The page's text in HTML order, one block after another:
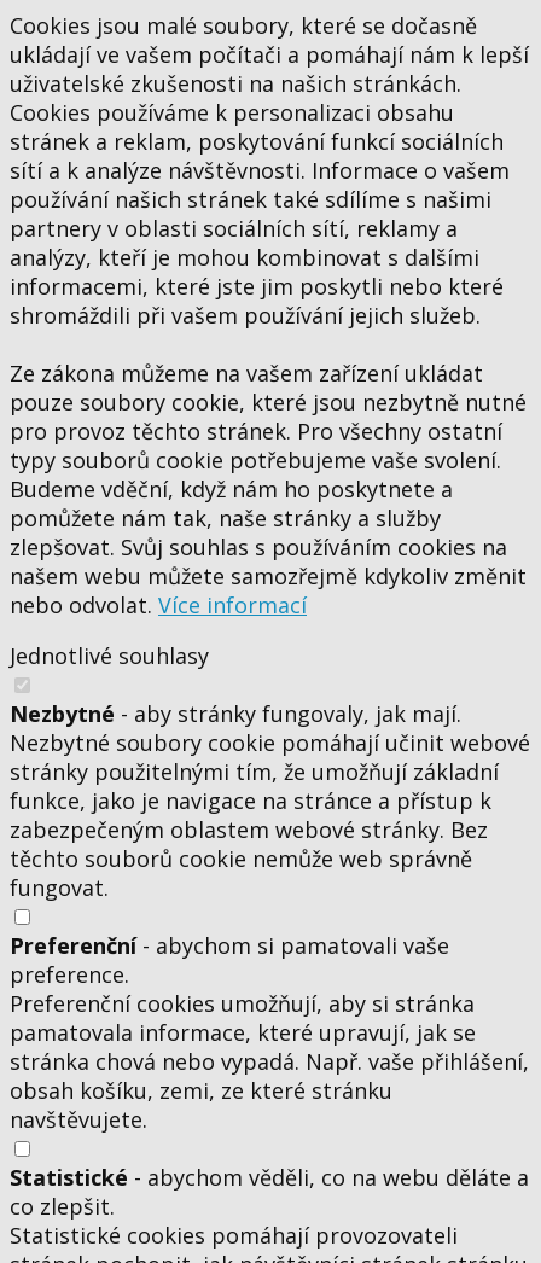
Cookies jsou malé soubory, které se dočasně
ukládají ve vašem počítači a pomáhají nám k lepší
uživatelské zkušenosti na našich stránkách.
Cookies používáme k personalizaci obsahu
stránek a reklam, poskytování funkcí sociálních
sítí a k analýze návštěvnosti. Informace o vašem
používání našich stránek také sdílíme s našimi
partnery v oblasti sociálních sítí, reklamy a
analýzy, kteří je mohou kombinovat s dalšími
informacemi, které jste jim poskytli nebo které
shromáždili při vašem používání jejich služeb.
Ze zákona můžeme na vašem zařízení ukládat
pouze soubory cookie, které jsou nezbytně nutné
pro provoz těchto stránek. Pro všechny ostatní
typy souborů cookie potřebujeme vaše svolení.
Budeme vděční, když nám ho poskytnete a
pomůžete nám tak, naše stránky a služby
zlepšovat. Svůj souhlas s používáním cookies na
našem webu můžete samozřejmě kdykoliv změnit
nebo odvolat. Více informací
Jednotlivé souhlasy
Nezbytné - aby stránky fungovaly, jak mají.
Nezbytné soubory cookie pomáhají učinit webové
stránky použitelnými tím, že umožňují základní
funkce, jako je navigace na stránce a přístup k
zabezpečeným oblastem webové stránky. Bez
těchto souborů cookie nemůže web správně
fungovat.
Preferenční- abychom si pamatovali vaše
preference.
Preferenční cookies umožňují, aby si stránka
pamatovala informace, které upravují, jak se
stránka chová nebo vypadá. Např. vaše přihlášení,
obsah košíku, zemi, ze které stránku
navštěvujete.
Statistické - abychom věděli, co na webu děláte a
co zlepšit.
Statistické cookies pomáhají provozovateli